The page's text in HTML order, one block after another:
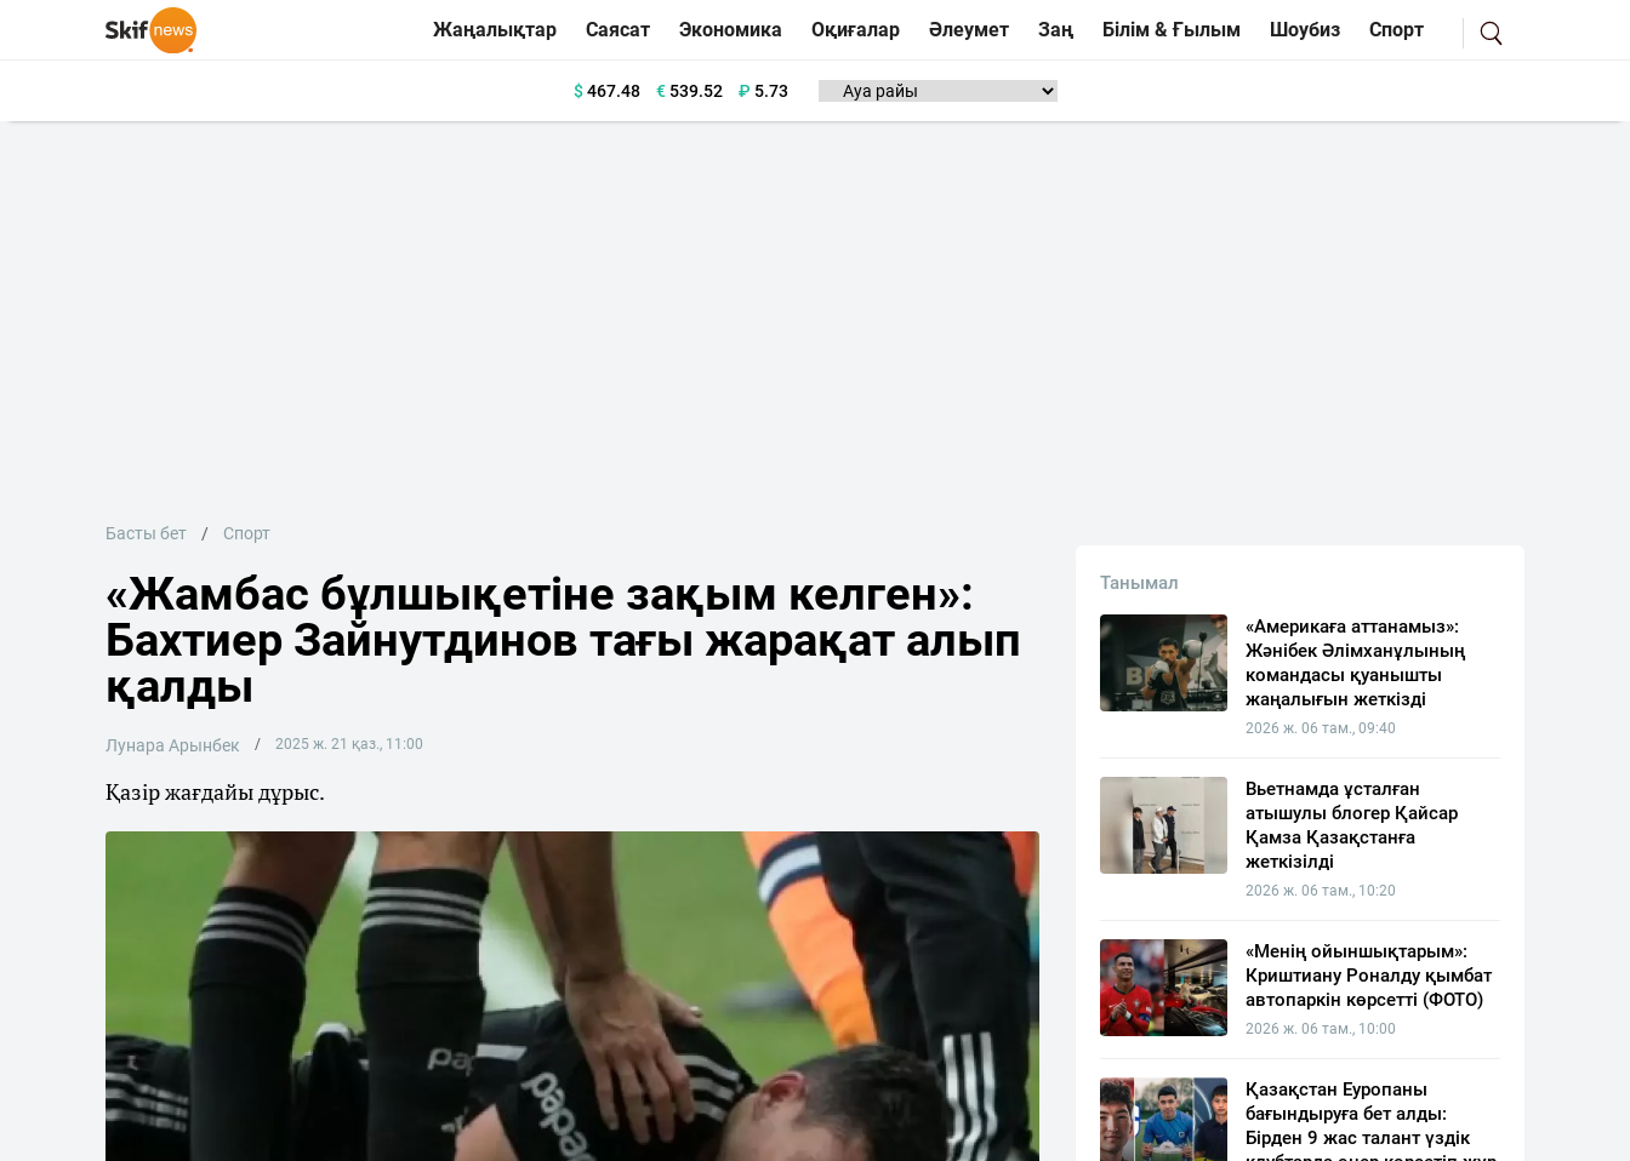
Жаңалықтар Саясат Экономика Оқиғалар Әлеумет Заң Білім & Ғылым Шоубиз Спорт
$467.48 €539.52 ₽ 5.73
Басты бет Спорт
«Жамбас бұлшықетіне зақым келген»:
Бахтиер Зайнутдинов тағы жарақат алып
қалды
Лунара Арынбек 2025 ж. 21 қаз., 11:00
Қазір жағдайы дұрыс.
Танымал
«Америкаға аттанамыз»:
Жәнібек Әлімханұлының
командасы қуанышты
жаңалығын жеткізді
2026 ж. 06 там., 09:40
Вьетнамда ұсталған
атышулы блогер Қайсар
Қамза Қазақстанға
жеткізілді
2026 ж. 06 там., 10:20
«Менің ойыншықтарым»:
Криштиану Роналду қымбат
автопаркін көрсетті (ФОТО)
2026 ж. 06 там., 10:00
Қазақстан Еуропаны
бағындыруға бет алды:
Бірден 9 жас талант үздік